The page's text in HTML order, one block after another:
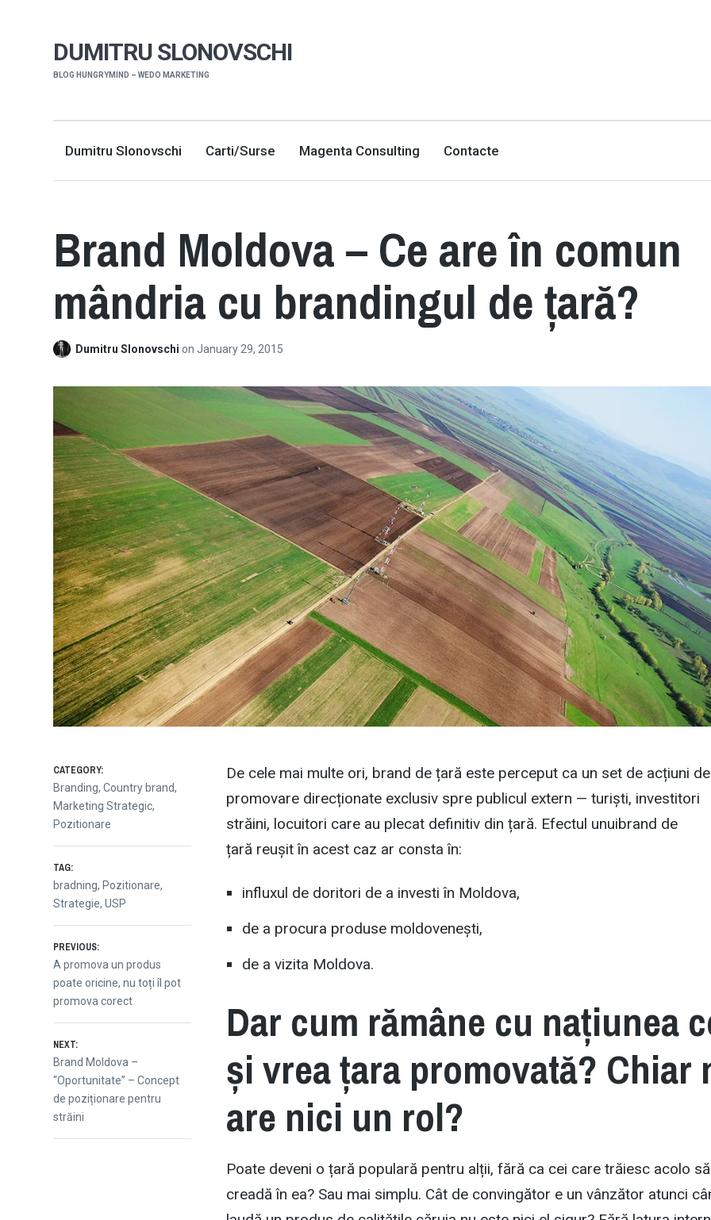
DUMITRU SLONOVSCHI
BLOG HUNGRYMIND – WEDO MARKETING
Dumitru Slonovschi Carti/Surse Magenta Consulting Contacte
Brand Moldova – Ce are în comun
mândria cu brandingul de țară?
Dumitru Slonovschion January 29, 2015
De cele mai multe ori, brand de țară este perceput ca un set de acțiuni de
promovare direcționate exclusiv spre publicul extern — turiști, investitori
străini, locuitori care au plecat definitiv din țară. Efectul unuibrand de
țară reușit în acest caz ar consta în:
influxul de doritori de a investi în Moldova,
de a procura produse moldovenești,
de a vizita Moldova.
Dar cum rămâne cu națiunea
și vrea țara promovată? Chiar
are nici un rol?
Poate deveni o țară populară pentru alții, fără ca cei care trăiesc acolo să
creadă în ea? Sau mai simplu. Cât de convingător e un vânzător atunci
CATEGORY:
Branding,Country brand,
Marketing Strategic,
Pozitionare
TAG:
bradning, Pozitionare,
Strategie,USP
Post
navigation
PREVIOUS:
Previous
post:
A promova un produs
poate oricine, nu toți îl pot
promova corect
NEXT:
Next
post:
Brand Moldova –
“Oportunitate” – Concept
de poziționare pentru
străini